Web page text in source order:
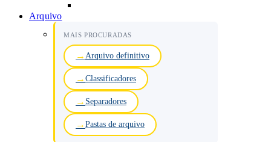
Arquivo
MAIS PROCURADAS
Arquivo definitivo
Classificadores
Separadores
Pastas de arquivo